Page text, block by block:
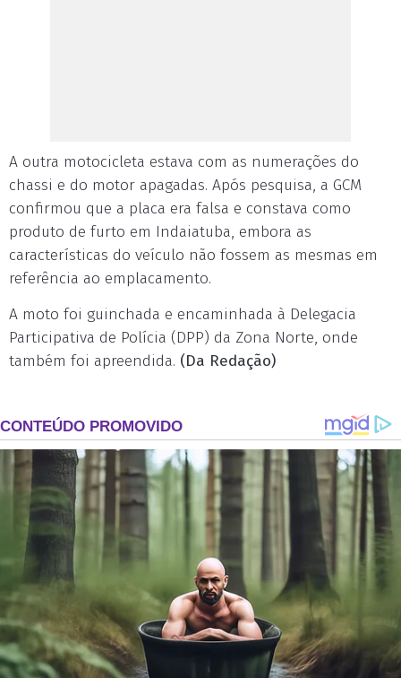
A outra motocicleta estava com as numerações do
chassi e do motor apagadas. Após pesquisa, a GCM
confirmou que a placa era falsa e constava como
produto de furto em Indaiatuba, embora as
características do veículo não fossem as mesmas em
referência ao emplacamento.
A moto foi guinchada e encaminhada à Delegacia
Participativa de Polícia (DPP) da Zona Norte, onde
também foi apreendida. (Da Redação)